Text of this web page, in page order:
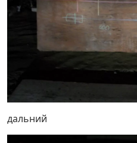
дальний